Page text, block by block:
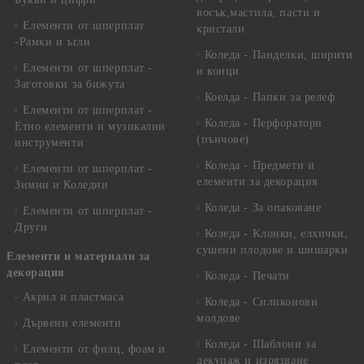
Елементи от шперплат
-Рамки и ъгли
Елементи от шперплат -
Заготовки за бижута
Елементи от шперплат -
Етно елементи и музикални
инструменти
Елементи от шперплат -
Зимни и Коледни
Елементи от шперплат -
Други
Елементи и материали за
декорация
Акрил и пластмаса
Дървени елементи
Елементи от филц, фоам и
восък,мастила, пасти и
кристали
Коледа - Панделки, ширити
и конци
Коелда - Папки за релеф
Коледа - Перфоратори
(пънчове)
Коледа - Предмети и
елементи за декорация
Коледа - За опаковане
Коледа - Kлонки, елхички,
сушени плодове и шишарки
Коледа - Печати
Коледа - Силиконови
молдове
Коледа - Шаблони за
декупаж и изрязване